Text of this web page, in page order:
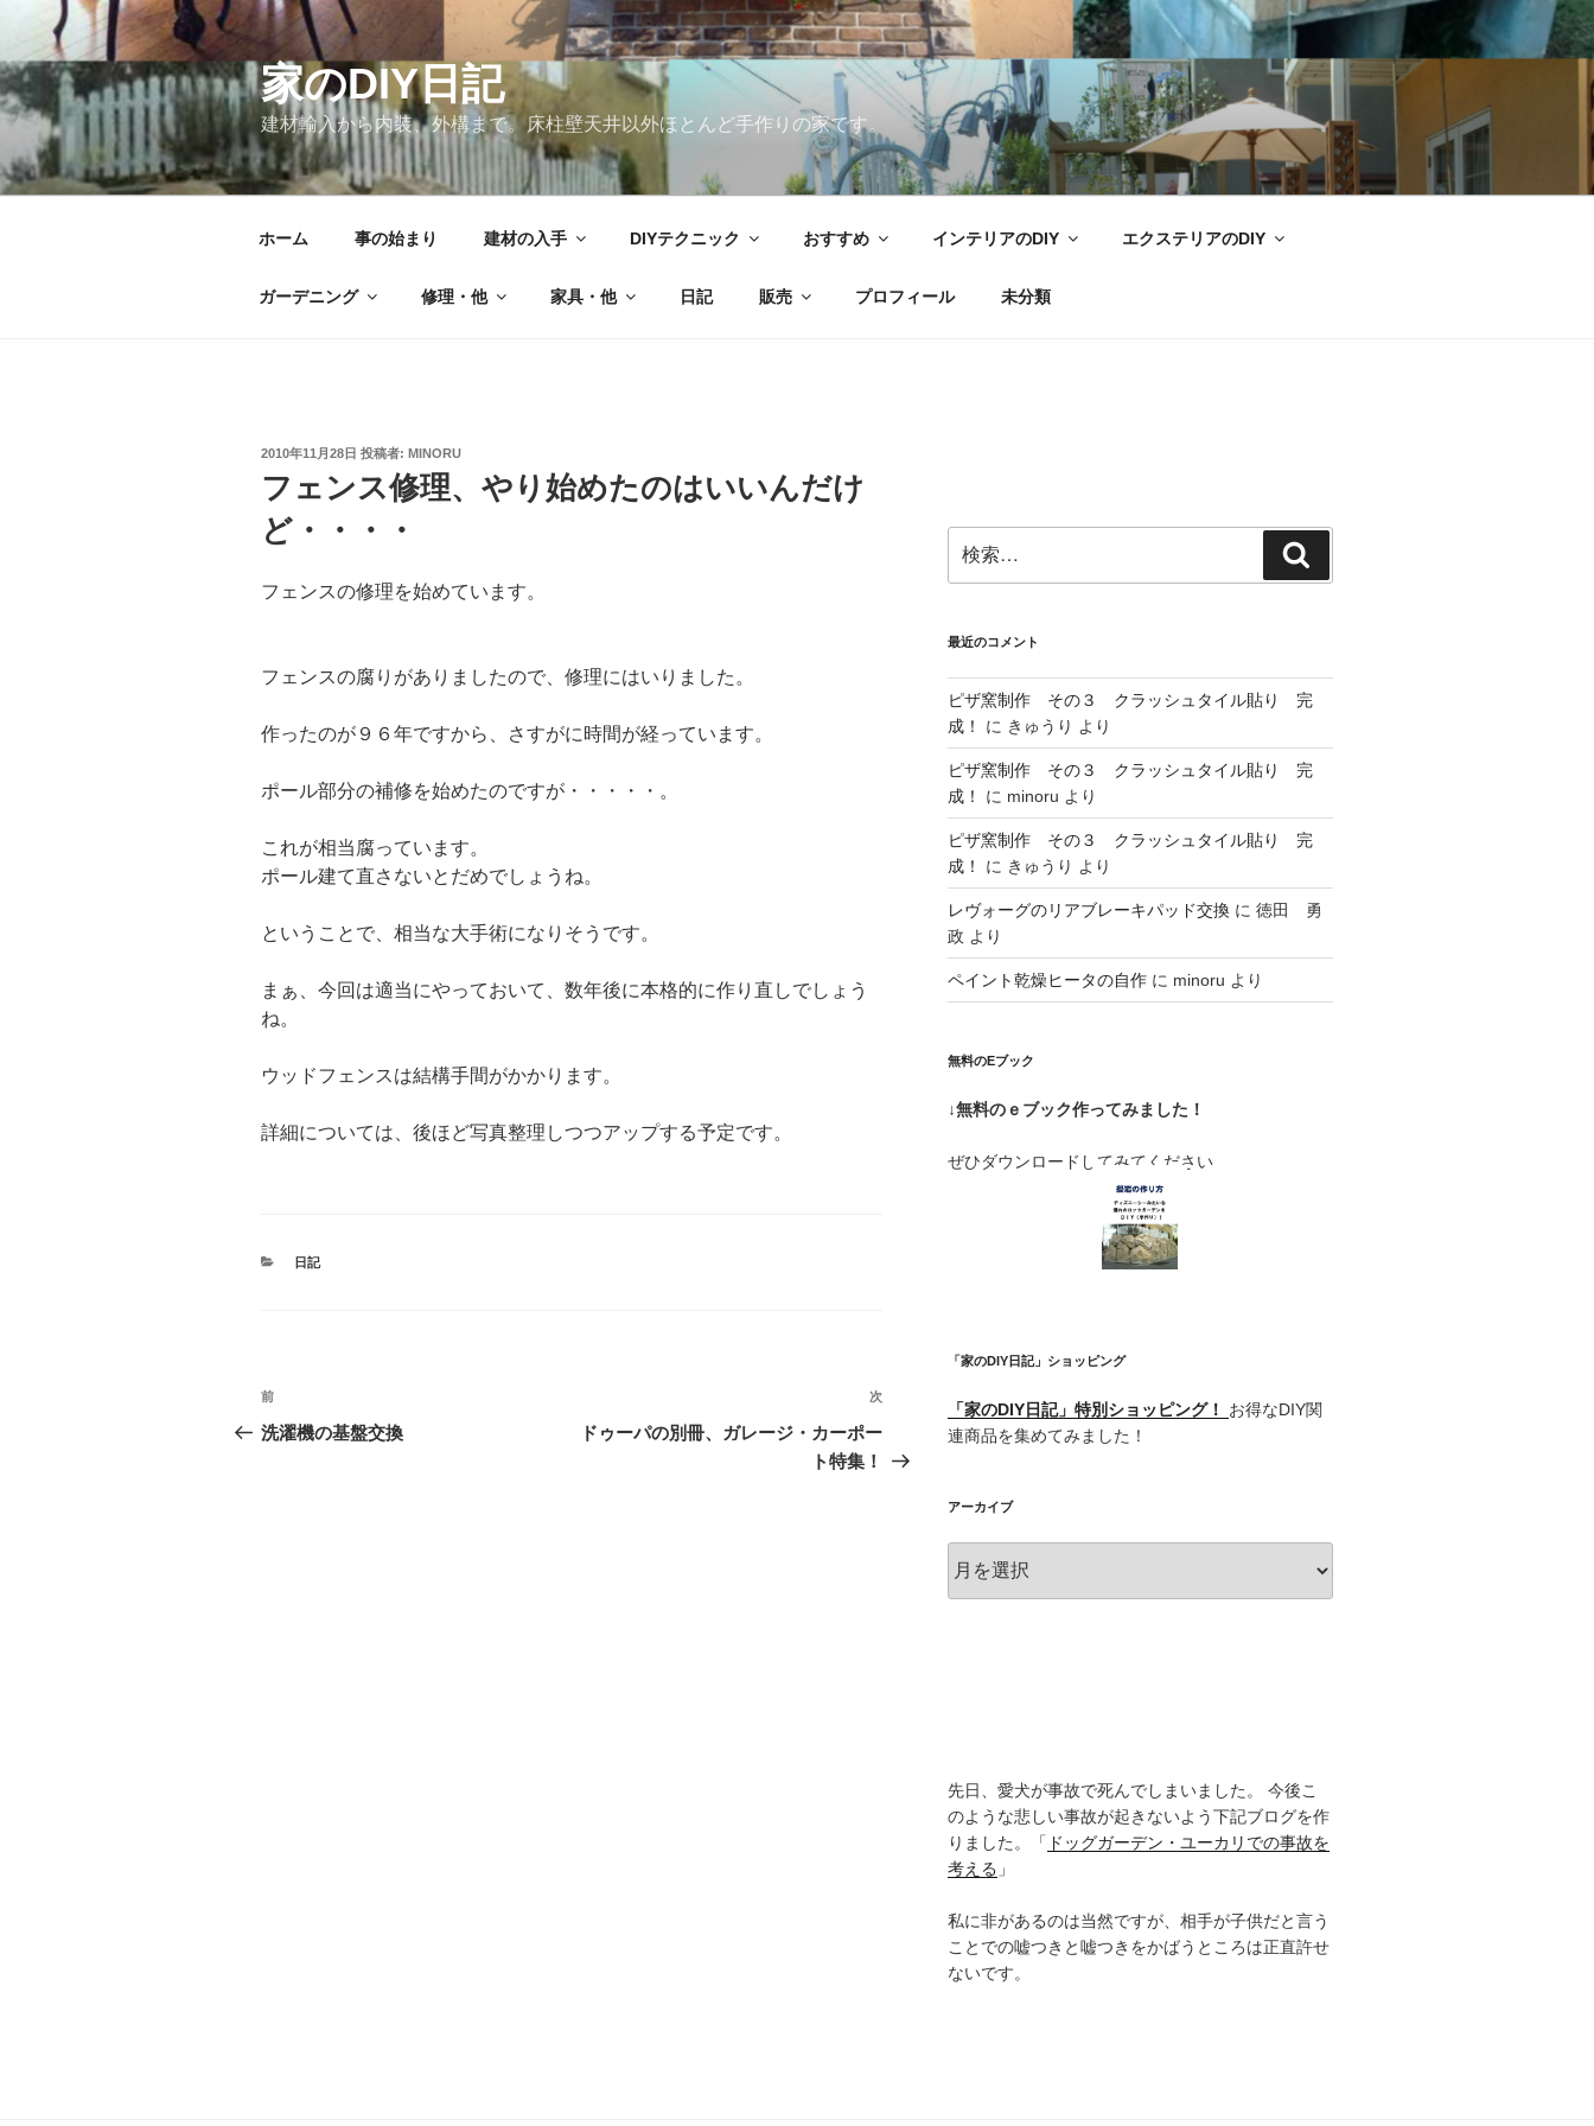
テ
ン
ツ
へ
ス
家のDIY日記
建材輸入から内装、外構まで。床柱壁天井以外ほとんど手作りの家です。
ホーム 事の始まり 建材の入手 DIYテクニック おすすめ インテリアのDIY エクステリアのDIY
ガーデニング 修理・他 家具・他 日記 販売 プロフィール 未分類
投
日:
2010年11月28日 投稿者: MINORU
フェンス修理、やり始めたのはいいんだけ
ど・・・・
フェンスの修理を始めています。
フェンスの腐りがありましたので、修理にはいりました。
作ったのが９６年ですから、さすがに時間が経っています。
ポール部分の補修を始めたのですが・・・・・。
これが相当腐っています。
ポール建て直さないとだめでしょうね。
ということで、相当な大手術になりそうです。
まぁ、今回は適当にやっておいて、数年後に本格的に作り直しでしょう
ね。
ウッドフェンスは結構手間がかかります。
詳細については、後ほど写真整理しつつアップする予定です。
カ
日記
投
稿
前
の
前
洗濯機の基盤交換
次
の
投
次
ドゥーパの別冊、ガレージ・カーポー
ト特集！
索:
索
最近のコメント
ピザ窯制作 その３ クラッシュタイル貼り 完
成！
に きゅうり より
ピザ窯制作 その３ クラッシュタイル貼り 完
成！
に minoru より
ピザ窯制作 その３ クラッシュタイル貼り 完
成！
に きゅうり より
レヴォーグのリアブレーキパッド交換に 徳田 勇
政 より
ペイント乾燥ヒータの自作に minoru より
無料のEブック
↓無料のｅブック作ってみました！
ぜひダウンロードしてみてください
「家のDIY日記」ショッピング
「家のDIY日記」特別ショッピング！ お得なDIY関
連商品を集めてみました！
アーカイブ
ー
先日、愛犬が事故で死んでしまいました。 今後こ
のような悲しい事故が起きないよう下記ブログを作
りました。「 ドッグガーデン・ユーカリでの事故を
考える 」
私に非があるのは当然ですが、相手が子供だと言う
ことでの嘘つきと嘘つきをかばうところは正直許せ
ないです。